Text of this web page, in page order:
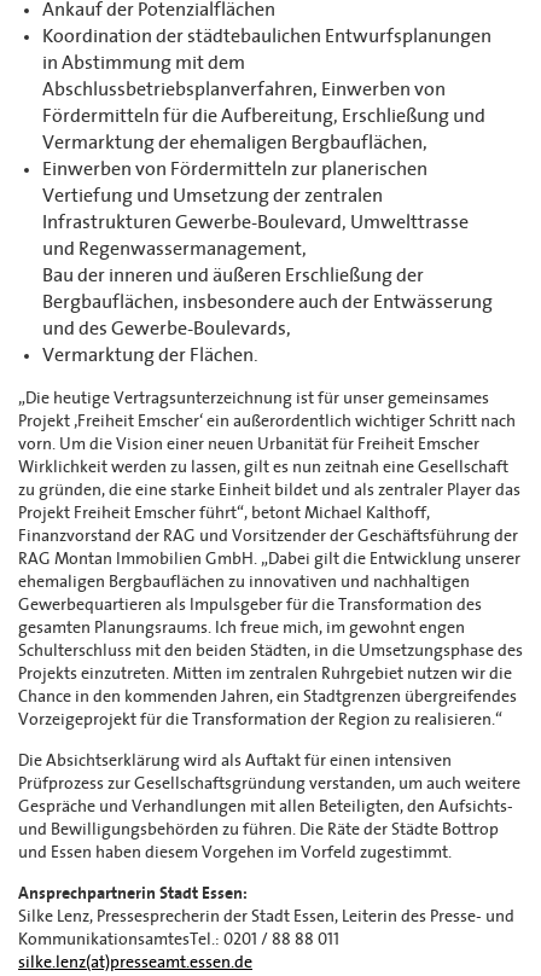
Ankauf der Potenzialflächen
Koordination der städtebaulichen Entwurfsplanungen
in Abstimmung mit dem
Abschlussbetriebsplanverfahren, Einwerben von
Fördermitteln für die Aufbereitung, Erschließung und
Vermarktung der ehemaligen Bergbauflächen,
Einwerben von Fördermitteln zur planerischen
Vertiefung und Umsetzung der zentralen
Infrastrukturen Gewerbe-Boulevard, Umwelttrasse
und Regenwassermanagement,
Bau der inneren und äußeren Erschließung der
Bergbauflächen, insbesondere auch der Entwässerung
und des Gewerbe-Boulevards,
Vermarktung der Flächen.
„Die heutige Vertragsunterzeichnung ist für unser gemeinsames
Projekt ‚Freiheit Emscher‘ ein außerordentlich wichtiger Schritt nach
vorn. Um die Vision einer neuen Urbanität für Freiheit Emscher
Wirklichkeit werden zu lassen, gilt es nun zeitnah eine Gesellschaft
zu gründen, die eine starke Einheit bildet und als zentraler Player das
Projekt Freiheit Emscher führt“, betont Michael Kalthoff,
Finanzvorstand der RAG und Vorsitzender der Geschäftsführung der
RAG Montan Immobilien GmbH. „Dabei gilt die Entwicklung unserer
ehemaligen Bergbauflächen zu innovativen und nachhaltigen
Gewerbequartieren als Impulsgeber für die Transformation des
gesamten Planungsraums. Ich freue mich, im gewohnt engen
Schulterschluss mit den beiden Städten, in die Umsetzungsphase des
Projekts einzutreten. Mitten im zentralen Ruhrgebiet nutzen wir die
Chance in den kommenden Jahren, ein Stadtgrenzen übergreifendes
Vorzeigeprojekt für die Transformation der Region zu realisieren.“
Die Absichtserklärung wird als Auftakt für einen intensiven
Prüfprozess zur Gesellschaftsgründung verstanden, um auch weitere
Gespräche und Verhandlungen mit allen Beteiligten, den Aufsichts-
und Bewilligungsbehörden zu führen. Die Räte der Städte Bottrop
und Essen haben diesem Vorgehen im Vorfeld zugestimmt.
Ansprechpartnerin Stadt Essen:
Silke Lenz, Pressesprecherin der Stadt Essen, Leiterin des Presse- und
KommunikationsamtesTel.: 0201 / 88 88 011
silke.lenz(at)presseamt.essen.de